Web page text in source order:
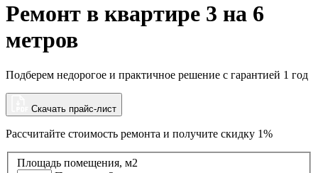
Ремонт в квартире 3 на 6
метров
Подберем недорогое и практичное решение с гарантией 1 год
Скачать прайс-лист
Рассчитайте стоимость ремонта и получите скидку 1%
Площадь помещения, м2